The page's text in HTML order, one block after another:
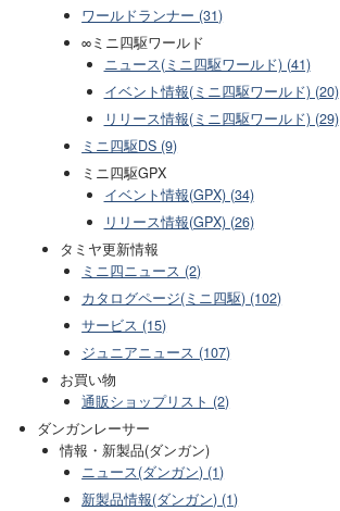
ワールドランナー (31)
∞ミニ四駆ワールド
ニュース(ミニ四駆ワールド) (41)
イベント情報(ミニ四駆ワールド) (20)
リリース情報(ミニ四駆ワールド) (29)
ミニ四駆DS (9)
ミニ四駆GPX
イベント情報(GPX) (34)
リリース情報(GPX) (26)
タミヤ更新情報
ミニ四ニュース (2)
カタログページ(ミニ四駆) (102)
サービス (15)
ジュニアニュース (107)
お買い物
通販ショップリスト (2)
ダンガンレーサー
情報・新製品(ダンガン)
ニュース(ダンガン) (1)
新製品情報(ダンガン) (1)